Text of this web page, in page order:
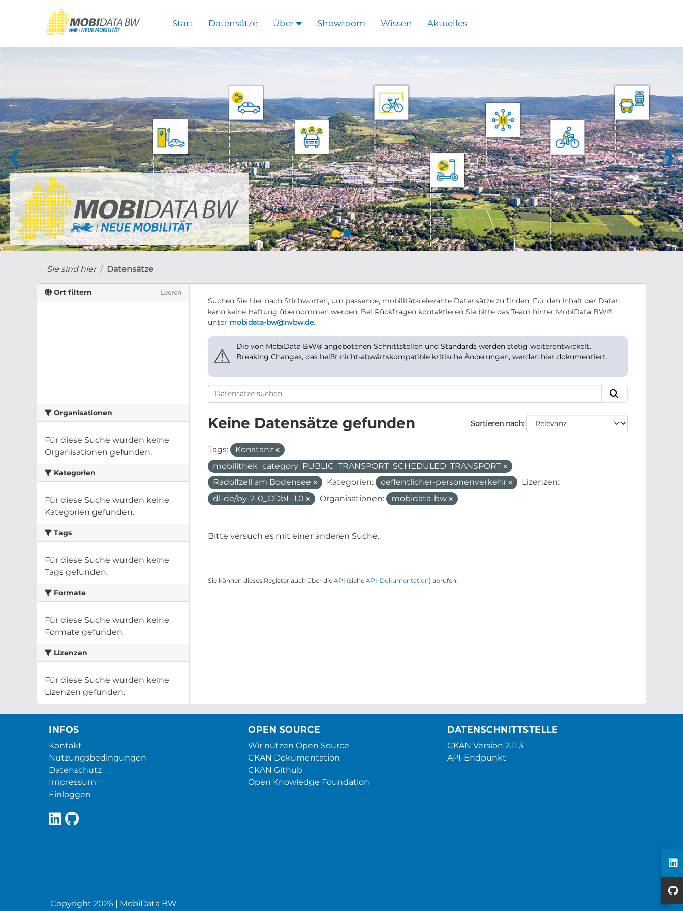
Start Datensätze Über Showroom Wissen Aktuelles
❮ ❯
Sie sind hier Datensätze
Ort filtern Leeren
Organisationen
Für diese Suche wurden keine
Organisationen gefunden.
Kategorien
Für diese Suche wurden keine
Kategorien gefunden.
Tags
Für diese Suche wurden keine
Tags gefunden.
Formate
Für diese Suche wurden keine
Formate gefunden.
Lizenzen
Für diese Suche wurden keine
Lizenzen gefunden.
Suchen Sie hier nach Stichworten, um passende, mobilitätsrelevante Datensätze zu finden. Für den Inhalt der Daten
kann keine Haftung übernommen werden. Bei Rückfragen kontaktieren Sie bitte das Team hinter MobiData BW®
unter mobidata-bw@nvbw.de.
⚠
Die von MobiData BW® angebotenen Schnittstellen und Standards werden stetig weiterentwickelt.
Breaking Changes, das heißt nicht-abwärtskompatible kritische Änderungen, werden hier dokumentiert.
Sortieren nach
Keine Datensätze gefunden
Tags:
Konstanz
mobilithek_category_PUBLIC_TRANSPORT_SCHEDULED_TRANSPORT
Radolfzell am Bodensee
Kategorien: oeffentlicher-personenverkehr
Lizenzen:
dl-de/by-2-0_ODbL-1.0
Organisationen: mobidata-bw
Bitte versuch es mit einer anderen Suche.
Sie können dieses Register auch über die API (siehe API-Dokumentation) abrufen.
INFOS
Kontakt
Nutzungsbedingungen
Datenschutz
Impressum
Einloggen
OPEN SOURCE
Wir nutzen Open Source
CKAN Dokumentation
CKAN Github
Open Knowledge Foundation
DATENSCHNITTSTELLE
CKAN Version 2.11.3
API-Endpunkt
Copyright 2026 | MobiData BW